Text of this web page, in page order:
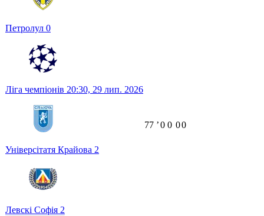
Петролул 0
Ліга чемпіонів 20:30, 29 лип. 2026
Універсітатя Крайова 2
Левскі Софія 2
77 ʼ0 0 00